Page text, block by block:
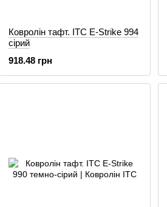
Ковролін тафт. ITC E-Strike 994
сірий
918.48 грн